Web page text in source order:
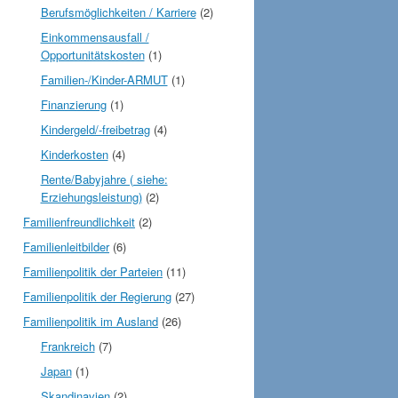
Berufsmöglichkeiten / Karriere(2)
Einkommensausfall /
Opportunitätskosten(1)
Familien-/Kinder-ARMUT(1)
Finanzierung(1)
Kindergeld/-freibetrag(4)
Kinderkosten(4)
Rente/Babyjahre ( siehe:
Erziehungsleistung)(2)
Familienfreundlichkeit (2)
Familienleitbilder(6)
Familienpolitik der Parteien (11)
Familienpolitik der Regierung (27)
Familienpolitik im Ausland (26)
Frankreich(7)
Japan(1)